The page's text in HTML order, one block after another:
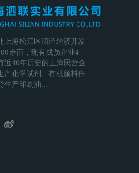
上海松江区泗泾经济开发
余亩，现有成员企业4
近40年历史的上海民营企
产化学试剂、有机颜料作
生产印刷油...